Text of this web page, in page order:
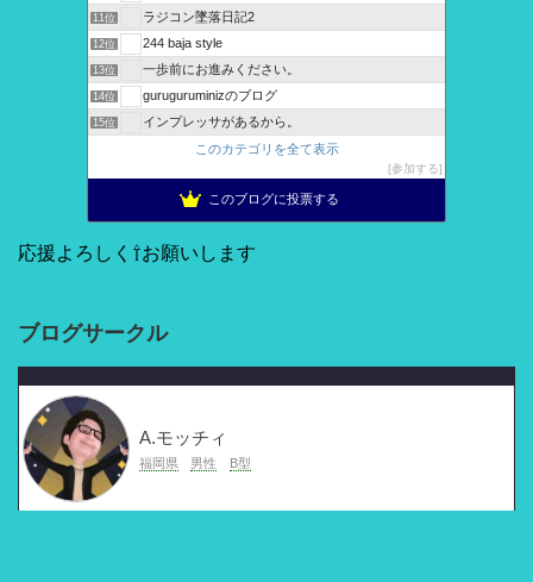
11位 ラジコン墜落日記2
12位 244 baja style
13位 一歩前にお進みください。
14位 guruguruminizのブログ
15位
インプレッサがあるから。
このカテゴリを全て表示
参加する
このブログに投票する
応援よろしく⇧お願いします
ブログサークル
A.モッチィ
福岡県 男性 B型